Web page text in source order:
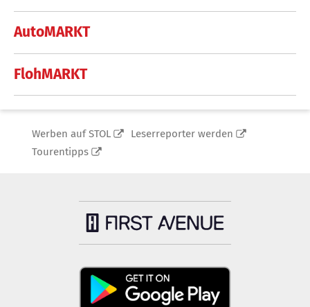
AutoMARKT
FlohMARKT
Werben auf STOL
Leserreporter werden
Tourentipps